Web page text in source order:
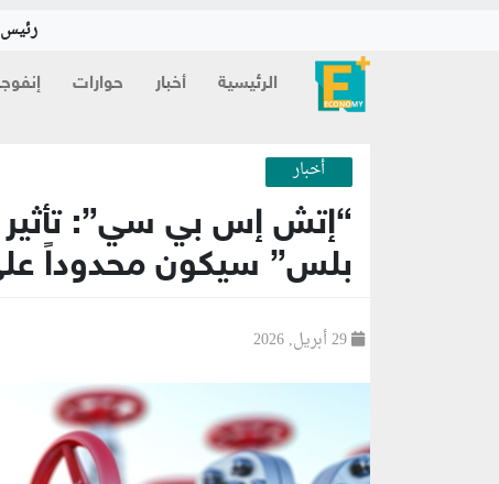
رئيس
الرئيسية أخبار حوارات
أخبار
“إتش إس بي سي”: تأثير
بلس” سيكون محدوداً